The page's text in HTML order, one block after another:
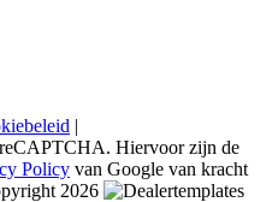
|
Hiervoor zijn de
Policy van Google van kracht
2026